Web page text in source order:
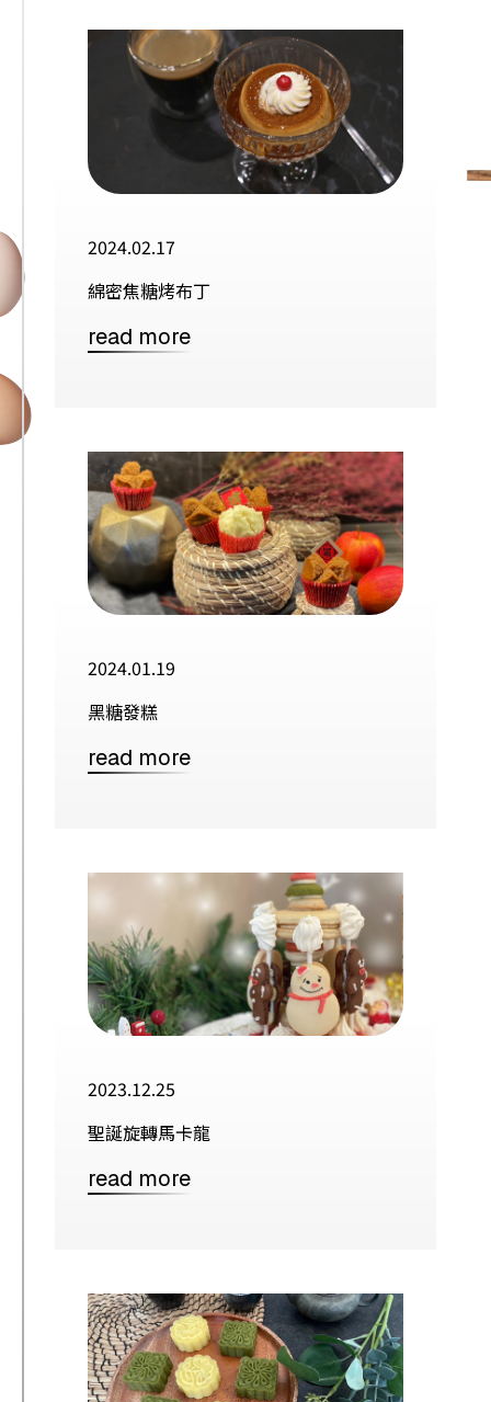
2024.02.17
綿密焦糖烤布丁
read more
2024.01.19
黑糖發糕
read more
2023.12.25
聖誕旋轉馬卡龍
read more